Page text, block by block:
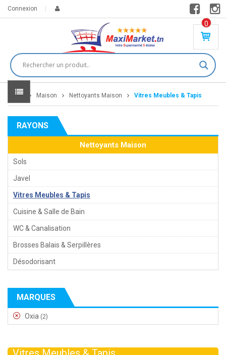
Connexion
0
PR
DU
IT(
S)
DT
Home Maison Nettoyants Maison Vitres Meubles & Tapis
RAYONS
Nettoyants Maison
Sols
Javel
Vitres Meubles & Tapis
Cuisine & Salle de Bain
WC & Canalisation
Brosses Balais & Serpillères
Désodorisant
MARQUES
Oxia (2)